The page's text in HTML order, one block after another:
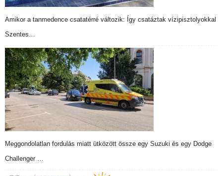
Amikor a tanmedence csatatérré változik: Így csatáztak vízipisztolyokkal
Szentes…
Meggondolatlan fordulás miatt ütközött össze egy Suzuki és egy Dodge
Challenger …